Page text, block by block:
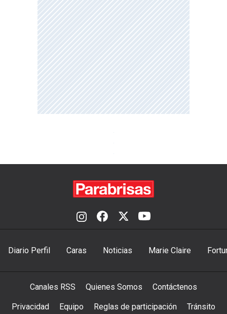
Diario Perfil Caras Noticias Marie Claire
Canales RSS Quienes Somos Contáctenos
Privacidad Equipo Reglas de participación Tránsito